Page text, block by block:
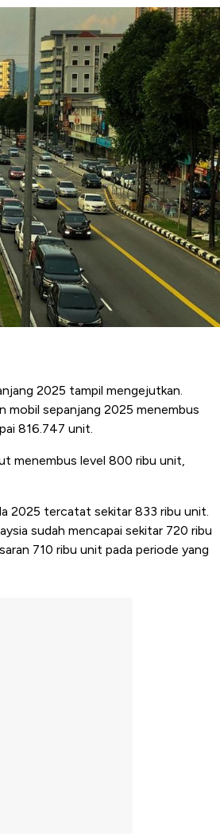
2025 tampil mengejutkan.
sepanjang 2025 menembus
816.747 unit.
menembus level 800 ribu unit,
2025 tercatat sekitar 833 ribu unit.
sudah mencapai sekitar 720 ribu
710 ribu unit pada periode yang